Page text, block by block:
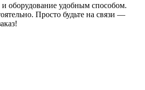
оборудование удобным способом.
Просто будьте на связи —